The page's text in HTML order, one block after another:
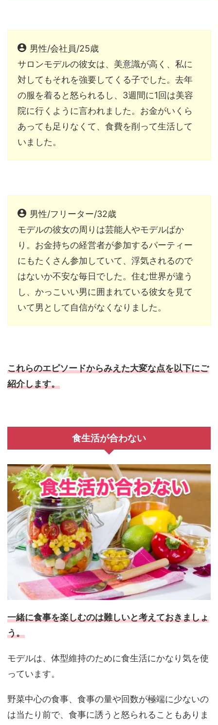
男性/会社員/25歳
サロンモデルの彼女は、美意識が高く、私に
対してもそれを強要してくる子でした。去年
の服を着ると怒られるし、3週間に1回は美容
院に行くように言われました。お金がいくら
あっても足りなくて、食費を削って生活して
いました。
男性/フリーター/32歳
モデルの彼女の周りは芸能人やモデルばか
り。お金持ちの経営者が参加するパーティー
にもたくさん参加していて、浮気されるので
はないか不安な毎日でした。住む世界が違う
し、かっこいい男に囲まれている彼女を見て
いて男として自信がなくなりました。
これらのエピソードからみえた大変な点を以下にご
紹介します。
食生活が合わない
一緒に食事を楽しむのは難しいと考えておきましょ
う。
モデルは、体型維持のために食生活にかなり気を使
っています。
野菜中心の食事、食事の量や回数が極端に少ないの
は当たり前で、食事に誘うと怒られることもありま